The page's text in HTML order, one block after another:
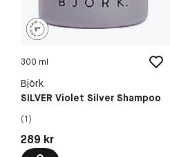
300 ml
Björk
SILVER Violet Silver Shampoo
(1)
Pris: 289 kr
289 kr